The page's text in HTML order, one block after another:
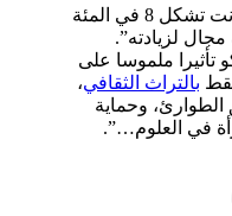
ولاحظ أن “موارد هذا القطاع كانت تشكل 8 في المئة
عام 2024، وثمة مجال لزيادته”.
تأثيرا ملموسا على
بالتراث الثقافي،
الطوارئ، وحماية
في العلوم…”.